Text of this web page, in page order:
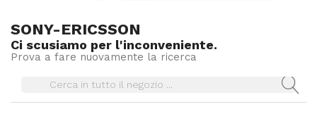
SONY-ERICSSON
Ci scusiamo per l'inconveniente.
Prova a fare nuovamente la ricerca